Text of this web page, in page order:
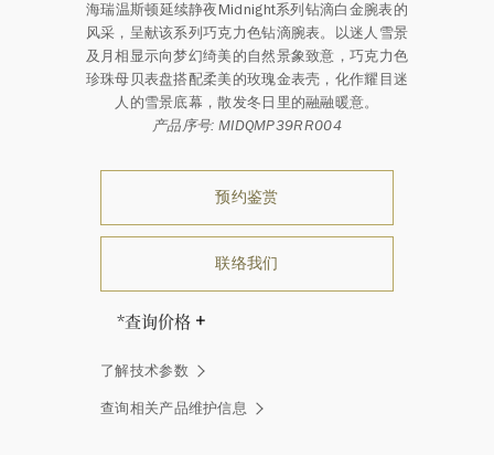
海瑞温斯顿延续静夜Midnight系列钻滴白金腕表的
风采，呈献该系列巧克力色钻滴腕表。以迷人雪景
及月相显示向梦幻绮美的自然景象致意，巧克力色
珍珠母贝表盘搭配柔美的玫瑰金表壳，化作耀目迷
人的雪景底幕，散发冬日里的融融暖意。
产品序号: MIDQMP39RR004
预约鉴赏
联络我们
*查询价格
有两颗相同的钻石。” 海瑞温斯顿的
每一件高级珠宝作品也是如此：每个
宝石皆与众不同而采用独特镶嵌方
了解技术参数
查询相关产品维护信息